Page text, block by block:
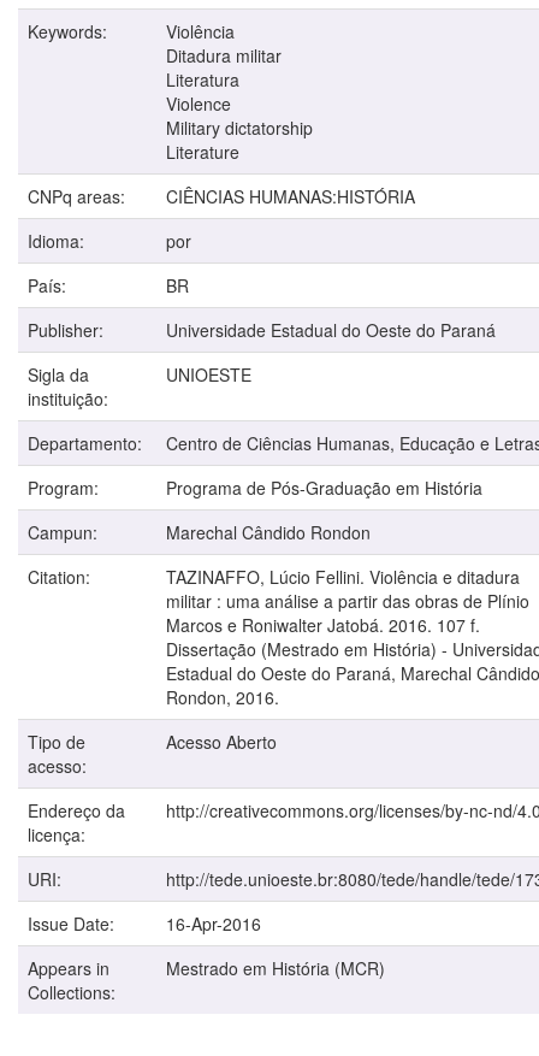
Keywords:
Violência
Ditadura militar
Literatura
Violence
Military dictatorship
Literature
CNPq areas:
CIÊNCIAS HUMANAS:HISTÓRIA
Idioma:
por
País:
BR
Publisher:
Universidade Estadual do Oeste do Paraná
Sigla da
instituição:
UNIOESTE
Departamento:
Centro de Ciências Humanas, Educação e
Program:
Programa de Pós-Graduação em História
Campun:
Marechal Cândido Rondon
Citation:
TAZINAFFO, Lúcio Fellini. Violência e ditadura
militar : uma análise a partir das obras de Plínio
Marcos e Roniwalter Jatobá. 2016. 107 f.
Dissertação (Mestrado em História) -
Estadual do Oeste do Paraná, Marechal Cândido
Rondon, 2016.
Tipo de
acesso:
Acesso Aberto
Endereço da
licença:
http://creativecommons.org/licenses/by-nc-nd/
URI:
http://tede.unioeste.br:8080/tede/handle/tede/
Issue Date:
16-Apr-2016
Appears in
Collections:
Mestrado em História (MCR)